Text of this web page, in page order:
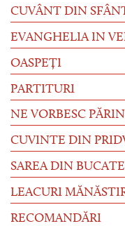
CUVÂNT DIN
EVANGHELIA IN
OASPEȚI
PARTITURI
NE VORBESC
CUVINTE DIN
SAREA DIN BUCATE
LEACURI
RECOMANDĂRI